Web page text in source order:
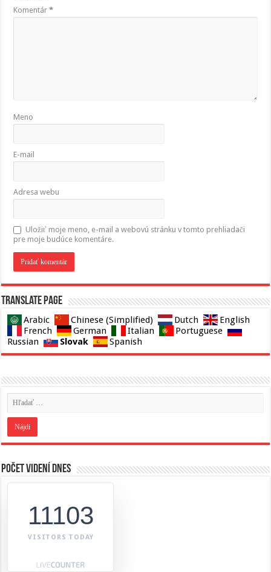
Komentár*
Meno
E-mail
Adresa webu
Uložiť moje meno, e-mail a webovú stránku v tomto prehliadači
pre moje budúce komentáre.
Translate page
Arabic Chinese (Simplified) Dutch
English
French
German Italian
Portuguese
Russian
Slovak Spanish
Počet videní dnes
11103
VISITORS TODAY